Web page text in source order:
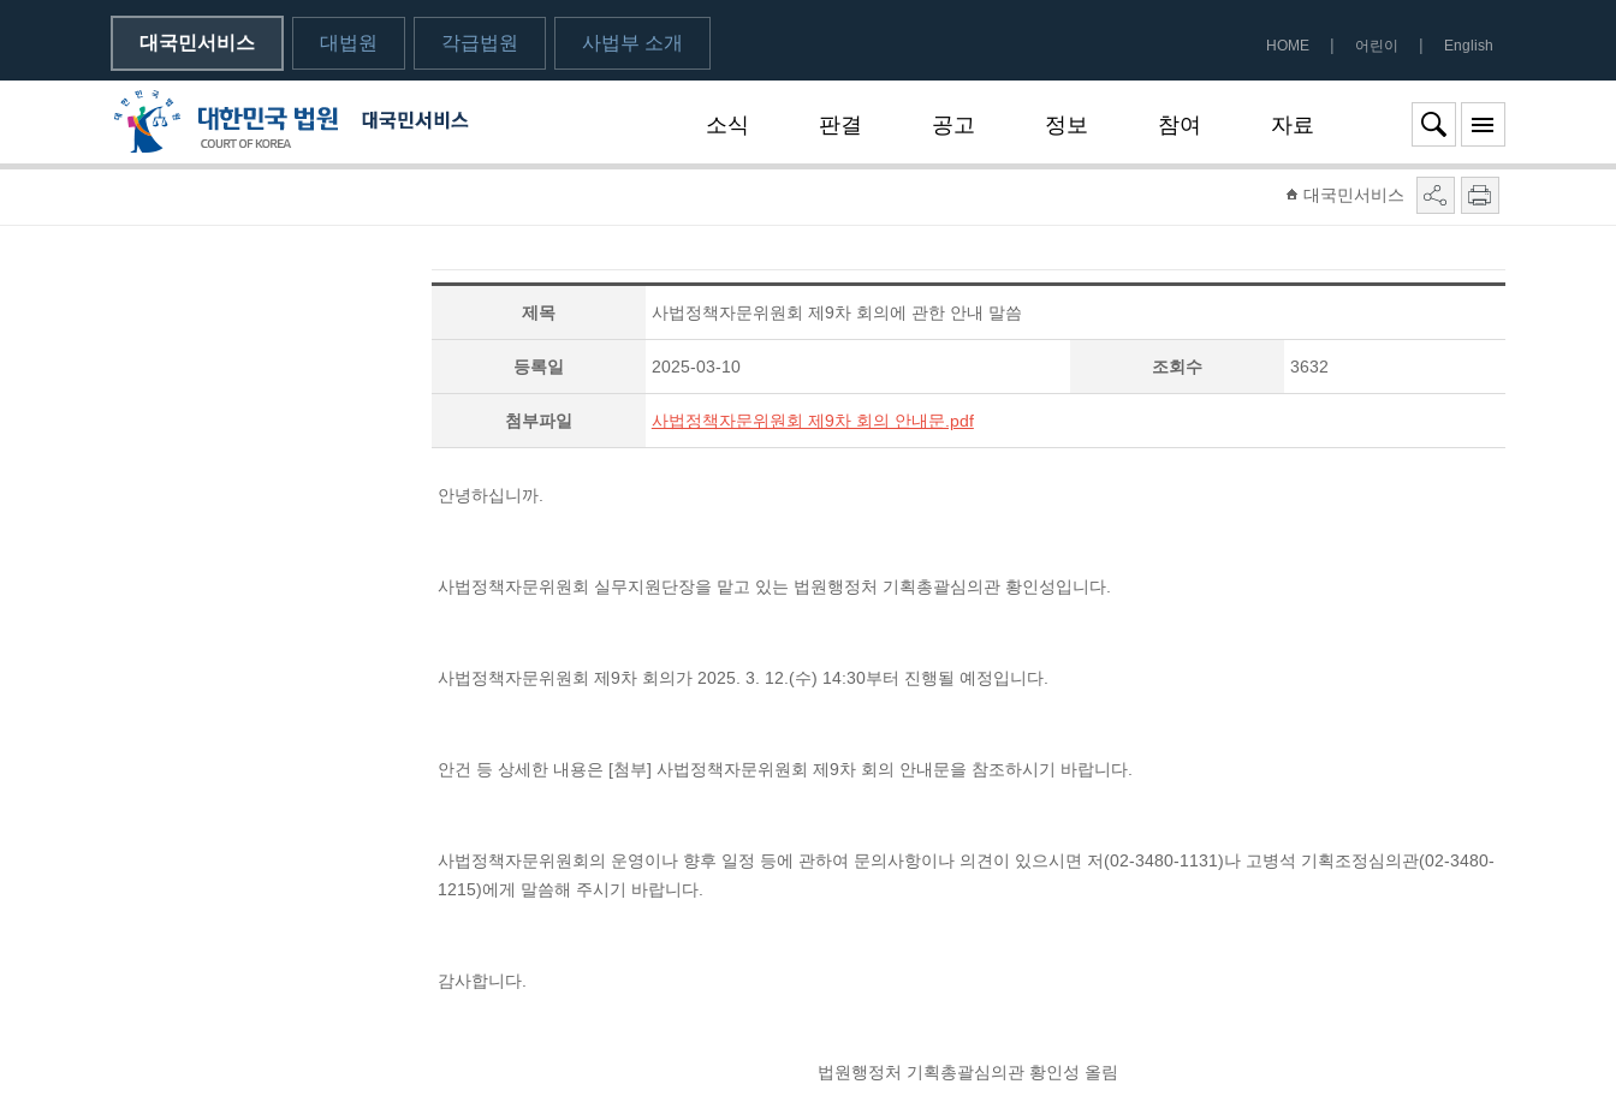
대국민서비스 대법원 각급법원 사법부 소개 HOME | 어린이 | English
소식 판결 공고 정보 참여 자료
메뉴전체보기
대국민서비스
제목 사법정책자문위원회 제9차 회의에 관한 안내 말씀
등록일 2025-03-10 조회수 3632
첨부파일 사법정책자문위원회 제9차 회의 안내문.pdf
안녕하십니까.
사법정책자문위원회 실무지원단장을 맡고 있는 법원행정처 기획총괄심의관 황인성입니다.
사법정책자문위원회 제9차 회의가 2025. 3. 12.(수) 14:30부터 진행될 예정입니다.
안건 등 상세한 내용은 [첨부] 사법정책자문위원회 제9차 회의 안내문을 참조하시기 바랍니다.
사법정책자문위원회의 운영이나 향후 일정 등에 관하여 문의사항이나 의견이 있으시면 저(02-3480-1131)나 고병석 기획조정심의관(02-3480-
1215)에게 말씀해 주시기 바랍니다.
감사합니다.
법원행정처 기획총괄심의관 황인성 올림